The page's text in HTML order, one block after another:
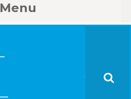
Menu